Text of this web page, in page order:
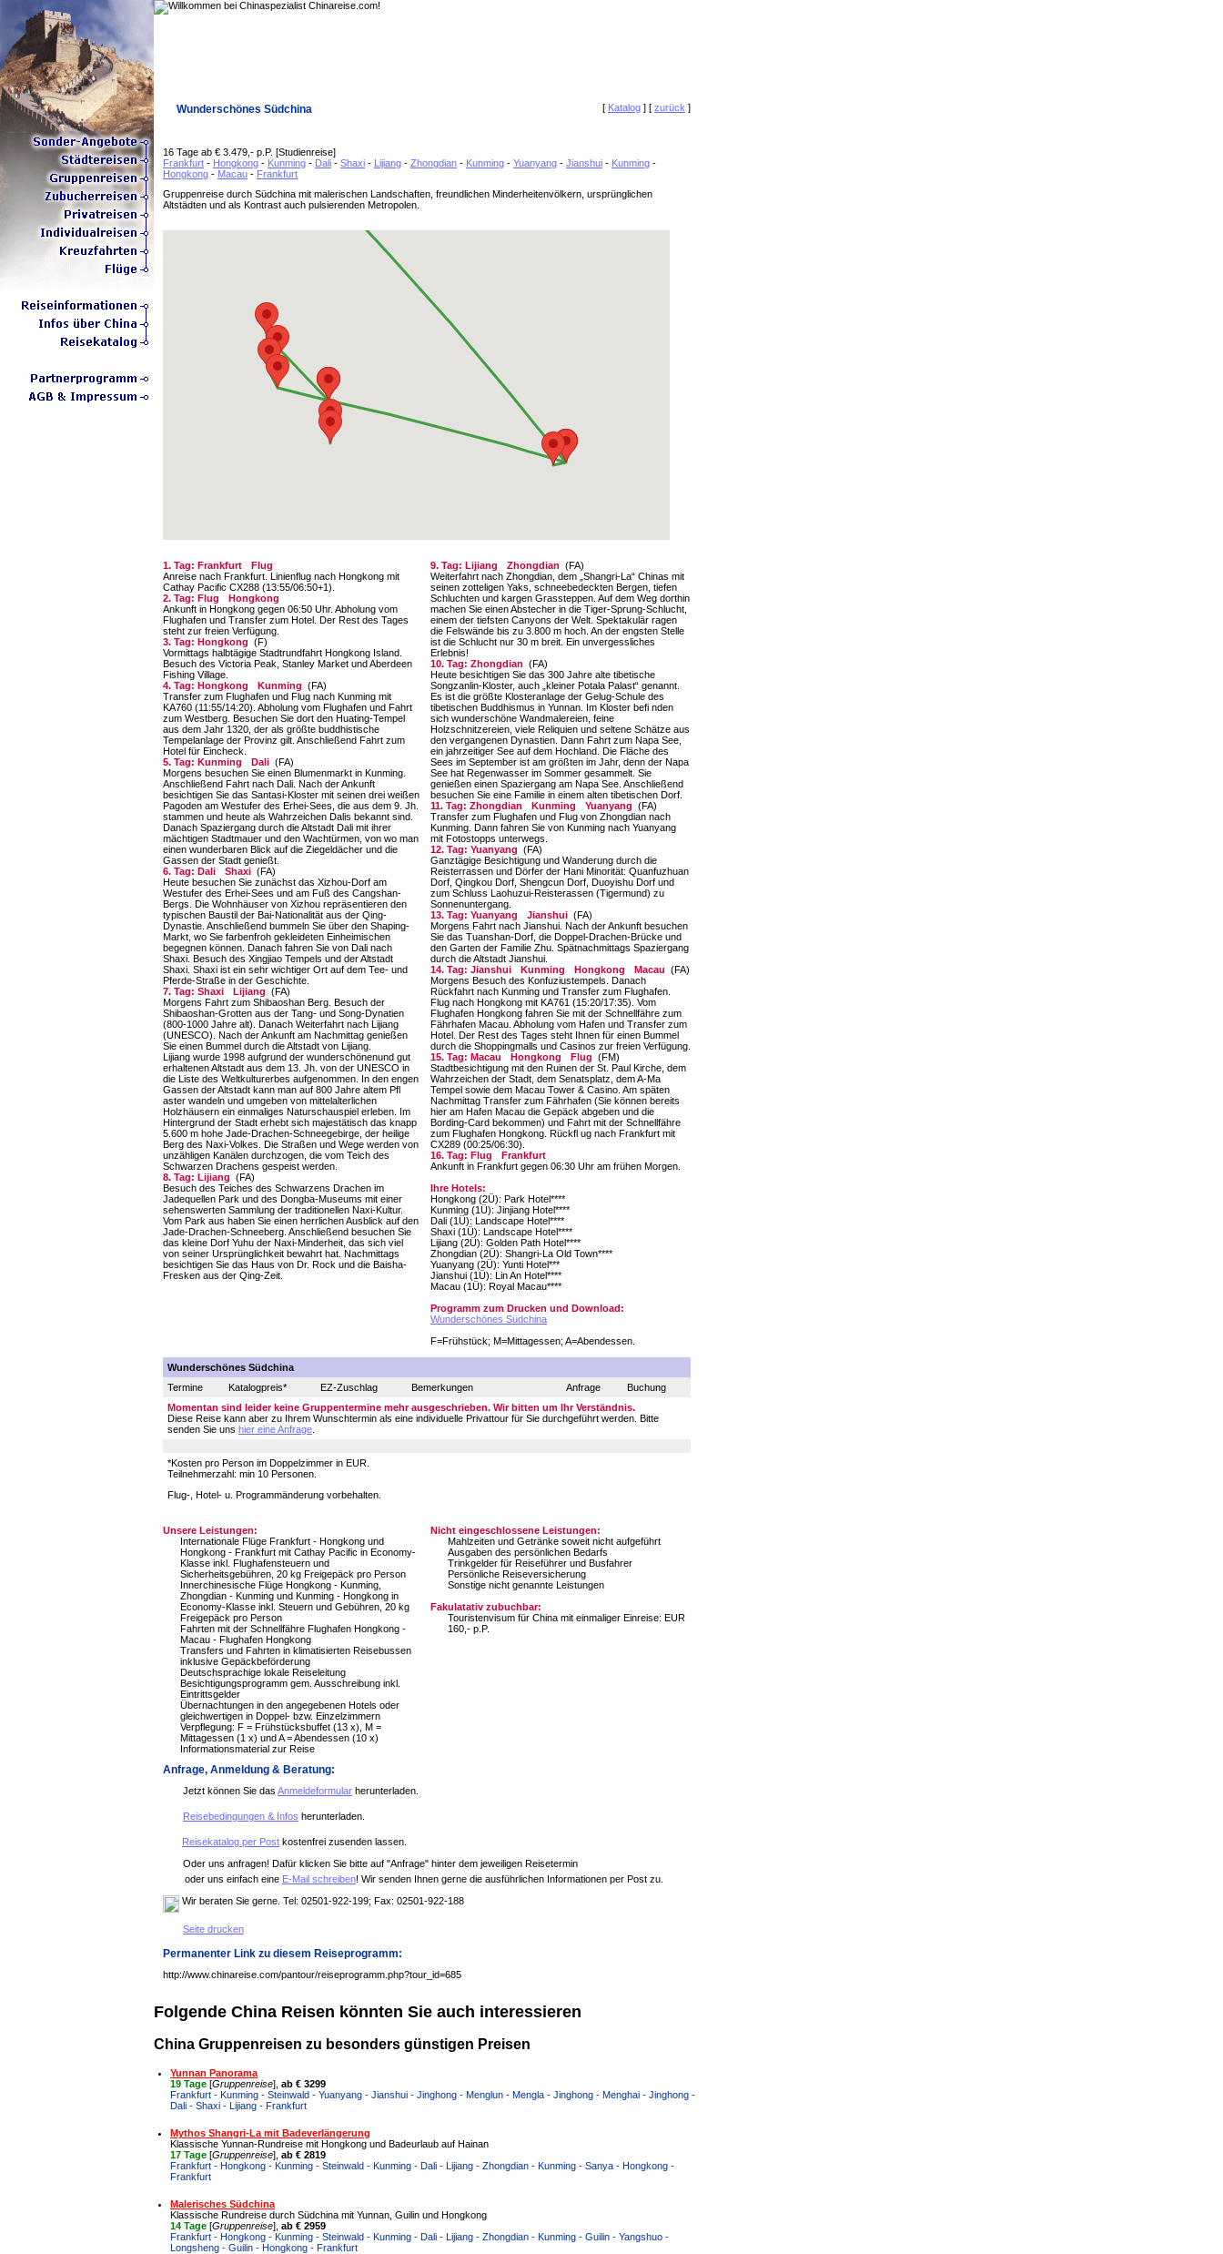
Wunderschönes Südchina [ Katalog ] [ zurück ]
16 Tage ab € 3.479,- p.P. [Studienreise]
Frankfurt - Hongkong - Kunming - Dali - Shaxi - Lijiang - Zhongdian - Kunming - Yuanyang - Jianshui - Kunming -
Hongkong - Macau - Frankfurt
Gruppenreise durch Südchina mit malerischen Landschaften, freundlichen Minderheitenvölkern, ursprünglichen
Altstädten und als Kontrast auch pulsierenden Metropolen.
1. Tag: Frankfurt
Flug
Anreise nach Frankfurt. Linienflug nach Hongkong mit
Cathay Pacific CX288 (13:55/06:50+1).
2. Tag: Flug
Hongkong
Ankunft in Hongkong gegen 06:50 Uhr. Abholung vom
Flughafen und Transfer zum Hotel. Der Rest des Tages
steht zur freien Verfügung.
3. Tag: Hongkong (F)
Vormittags halbtägige Stadtrundfahrt Hongkong Island.
Besuch des Victoria Peak, Stanley Market und Aberdeen
Fishing Village.
4. Tag: Hongkong
Kunming (FA)
Transfer zum Flughafen und Flug nach Kunming mit
KA760 (11:55/14:20). Abholung vom Flughafen und Fahrt
zum Westberg. Besuchen Sie dort den Huating-Tempel
aus dem Jahr 1320, der als größte buddhistische
Tempelanlage der Provinz gilt. Anschließend Fahrt zum
Hotel für Eincheck.
5. Tag: Kunming
Dali (FA)
Morgens besuchen Sie einen Blumenmarkt in Kunming.
Anschließend Fahrt nach Dali. Nach der Ankunft
besichtigen Sie das Santasi-Kloster mit seinen drei weißen
Pagoden am Westufer des Erhei-Sees, die aus dem 9. Jh.
stammen und heute als Wahrzeichen Dalis bekannt sind.
Danach Spaziergang durch die Altstadt Dali mit ihrer
mächtigen Stadtmauer und den Wachtürmen, von wo man
einen wunderbaren Blick auf die Ziegeldächer und die
Gassen der Stadt genießt.
6. Tag: Dali
Shaxi (FA)
Heute besuchen Sie zunächst das Xizhou-Dorf am
Westufer des Erhei-Sees und am Fuß des Cangshan-
Bergs. Die Wohnhäuser von Xizhou repräsentieren den
typischen Baustil der Bai-Nationalität aus der Qing-
Dynastie. Anschließend bummeln Sie über den Shaping-
Markt, wo Sie farbenfroh gekleideten Einheimischen
begegnen können. Danach fahren Sie von Dali nach
Shaxi. Besuch des Xingjiao Tempels und der Altstadt
Shaxi. Shaxi ist ein sehr wichtiger Ort auf dem Tee- und
Pferde-Straße in der Geschichte.
7. Tag: Shaxi
Lijiang (FA)
Morgens Fahrt zum Shibaoshan Berg. Besuch der
Shibaoshan-Grotten aus der Tang- und Song-Dynatien
(800-1000 Jahre alt). Danach Weiterfahrt nach Lijiang
(UNESCO). Nach der Ankunft am Nachmittag genießen
Sie einen Bummel durch die Altstadt von Lijiang.
Lijiang wurde 1998 aufgrund der wunderschönenund gut
erhaltenen Altstadt aus dem 13. Jh. von der UNESCO in
die Liste des Weltkulturerbes aufgenommen. In den engen
Gassen der Altstadt kann man auf 800 Jahre altem Pfl
aster wandeln und umgeben von mittelalterlichen
Holzhäusern ein einmaliges Naturschauspiel erleben. Im
Hintergrund der Stadt erhebt sich majestätisch das knapp
5.600 m hohe Jade-Drachen-Schneegebirge, der heilige
Berg des Naxi-Volkes. Die Straßen und Wege werden von
unzähligen Kanälen durchzogen, die vom Teich des
Schwarzen Drachens gespeist werden.
8. Tag: Lijiang (FA)
Besuch des Teiches des Schwarzens Drachen im
Jadequellen Park und des Dongba-Museums mit einer
sehenswerten Sammlung der traditionellen Naxi-Kultur.
Vom Park aus haben Sie einen herrlichen Ausblick auf den
Jade-Drachen-Schneeberg. Anschließend besuchen Sie
das kleine Dorf Yuhu der Naxi-Minderheit, das sich viel
von seiner Ursprünglichkeit bewahrt hat. Nachmittags
besichtigen Sie das Haus von Dr. Rock und die Baisha-
Fresken aus der Qing-Zeit.
9. Tag: Lijiang Zhongdian (FA)
Weiterfahrt nach Zhongdian, dem „Shangri-La“ Chinas mit
seinen zotteligen Yaks, schneebedeckten Bergen, tiefen
Schluchten und kargen Grassteppen. Auf dem Weg dorthin
machen Sie einen Abstecher in die Tiger-Sprung-Schlucht,
einem der tiefsten Canyons der Welt. Spektakulär ragen
die Felswände bis zu 3.800 m hoch. An der engsten Stelle
ist die Schlucht nur 30 m breit. Ein unvergessliches
Erlebnis!
10. Tag: Zhongdian (FA)
Heute besichtigen Sie das 300 Jahre alte tibetische
Songzanlin-Kloster, auch „kleiner Potala Palast“ genannt.
Es ist die größte Klosteranlage der Gelug-Schule des
tibetischen Buddhismus in Yunnan. Im Kloster befi nden
sich wunderschöne Wandmalereien, feine
Holzschnitzereien, viele Reliquien und seltene Schätze aus
den vergangenen Dynastien. Dann Fahrt zum Napa See,
ein jahrzeitiger See auf dem Hochland. Die Fläche des
Sees im September ist am größten im Jahr, denn der Napa
See hat Regenwasser im Sommer gesammelt. Sie
genießen einen Spaziergang am Napa See. Anschließend
besuchen Sie eine Familie in einem alten tibetischen Dorf.
11. Tag: Zhongdian
Kunming Yuanyang (FA)
Transfer zum Flughafen und Flug von Zhongdian nach
Kunming. Dann fahren Sie von Kunming nach Yuanyang
mit Fotostopps unterwegs.
12. Tag: Yuanyang (FA)
Ganztägige Besichtigung und Wanderung durch die
Reisterrassen und Dörfer der Hani Minorität: Quanfuzhuan
Dorf, Qingkou Dorf, Shengcun Dorf, Duoyishu Dorf und
zum Schluss Laohuzui-Reisterassen (Tigermund) zu
Sonnenuntergang.
13. Tag: Yuanyang
Jianshui (FA)
Morgens Fahrt nach Jianshui. Nach der Ankunft besuchen
Sie das Tuanshan-Dorf, die Doppel-Drachen-Brücke und
den Garten der Familie Zhu. Spätnachmittags Spaziergang
durch die Altstadt Jianshui.
14. Tag: Jianshui
Kunming Hongkong Macau (FA)
Morgens Besuch des Konfuziustempels. Danach
Rückfahrt nach Kunming und Transfer zum Flughafen.
Flug nach Hongkong mit KA761 (15:20/17:35). Vom
Flughafen Hongkong fahren Sie mit der Schnellfähre zum
Fährhafen Macau. Abholung vom Hafen und Transfer zum
Hotel. Der Rest des Tages steht Ihnen für einen Bummel
durch die Shoppingmalls und Casinos zur freien Verfügung.
15. Tag: Macau
Hongkong Flug (FM)
Stadtbesichtigung mit den Ruinen der St. Paul Kirche, dem
Wahrzeichen der Stadt, dem Senatsplatz, dem A-Ma
Tempel sowie dem Macau Tower & Casino. Am späten
Nachmittag Transfer zum Fährhafen (Sie können bereits
hier am Hafen Macau die Gepäck abgeben und die
Bording-Card bekommen) und Fahrt mit der Schnellfähre
zum Flughafen Hongkong. Rückfl ug nach Frankfurt mit
CX289 (00:25/06:30).
16. Tag: Flug
Frankfurt
Ankunft in Frankfurt gegen 06:30 Uhr am frühen Morgen.
Ihre Hotels:
Hongkong (2Ü): Park Hotel****
Kunming (1Ü): Jinjiang Hotel****
Dali (1Ü): Landscape Hotel****
Shaxi (1Ü): Landscape Hotel****
Lijiang (2Ü): Golden Path Hotel****
Zhongdian (2Ü): Shangri-La Old Town****
Yuanyang (2Ü): Yunti Hotel***
Jianshui (1Ü): Lin An Hotel****
Macau (1Ü): Royal Macau****
Programm zum Drucken und Download:
Wunderschönes Südchina
F=Frühstück; M=Mittagessen; A=Abendessen.
Wunderschönes Südchina
Termine
Katalogpreis* EZ-Zuschlag Bemerkungen Anfrage
Buchung
Momentan sind leider keine Gruppentermine mehr ausgeschrieben. Wir bitten um Ihr Verständnis.
Diese Reise kann aber zu Ihrem Wunschtermin als eine individuelle Privattour für Sie durchgeführt werden. Bitte
senden Sie uns hier eine Anfrage
*Kosten pro Person im Doppelzimmer in EUR.
Teilnehmerzahl: min 10 Personen.
Flug-, Hotel- u. Programmänderung vorbehalten.
Unsere Leistungen:
Internationale Flüge Frankfurt - Hongkong und
Hongkong - Frankfurt mit Cathay Pacific in Economy-
Klasse inkl. Flughafensteuern und
Sicherheitsgebühren, 20 kg Freigepäck pro Person
Innerchinesische Flüge Hongkong - Kunming,
Zhongdian - Kunming und Kunming - Hongkong in
Economy-Klasse inkl. Steuern und Gebühren, 20 kg
Freigepäck pro Person
Fahrten mit der Schnellfähre Flughafen Hongkong -
Macau - Flughafen Hongkong
Transfers und Fahrten in klimatisierten Reisebussen
inklusive Gepäckbeförderung
Deutschsprachige lokale Reiseleitung
Besichtigungsprogramm gem. Ausschreibung inkl.
Eintrittsgelder
Übernachtungen in den angegebenen Hotels oder
gleichwertigen in Doppel- bzw. Einzelzimmern
Verpflegung: F = Frühstücksbuffet (13 x), M =
Mittagessen (1 x) und A = Abendessen (10 x)
Informationsmaterial zur Reise
Nicht eingeschlossene Leistungen:
Mahlzeiten und Getränke soweit nicht aufgeführt
Ausgaben des persönlichen Bedarfs
Trinkgelder für Reiseführer und Busfahrer
Persönliche Reiseversicherung
Sonstige nicht genannte Leistungen
Fakulatativ zubuchbar:
Touristenvisum für China mit einmaliger Einreise: EUR
160,- p.P.
Anfrage, Anmeldung & Beratung:
Jetzt können Sie das Anmeldeformular herunterladen.
Reisebedingungen & Infos herunterladen.
Reisekatalog per Post kostenfrei zusenden lassen.
Oder uns anfragen! Dafür klicken Sie bitte auf "Anfrage" hinter dem jeweiligen Reisetermin
oder uns einfach eine E-Mail schreiben! Wir senden Ihnen gerne die ausführlichen Informationen per Post zu.
Wir beraten Sie gerne. Tel: 02501-922-199; Fax: 02501-922-188
Seite drucken
Permanenter Link zu diesem Reiseprogramm:
http://www.chinareise.com/pantour/reiseprogramm.php?tour_id=685
Folgende China Reisen könnten Sie auch interessieren
China Gruppenreisen zu besonders günstigen Preisen
Yunnan Panorama
19 Tage [Gruppenreise], ab € 3299
Frankfurt - Kunming - Steinwald - Yuanyang - Jianshui - Jinghong - Menglun - Mengla - Jinghong - Menghai - Jinghong -
Dali - Shaxi - Lijiang - Frankfurt
Mythos Shangri-La mit Badeverlängerung
Klassische Yunnan-Rundreise mit Hongkong und Badeurlaub auf Hainan
17 Tage [Gruppenreise], ab € 2819
Frankfurt - Hongkong - Kunming - Steinwald - Kunming - Dali - Lijiang - Zhongdian - Kunming - Sanya - Hongkong -
Frankfurt
Malerisches Südchina
Klassische Rundreise durch Südchina mit Yunnan, Guilin und Hongkong
14 Tage [Gruppenreise], ab € 2959
Frankfurt - Hongkong - Kunming - Steinwald - Kunming - Dali - Lijiang - Zhongdian - Kunming - Guilin - Yangshuo -
Longsheng - Guilin - Hongkong - Frankfurt